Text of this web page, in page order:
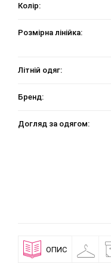
Колір:
Розмірна лінійка:
Літній одяг:
Бренд:
Догляд за одягом:
ОПИС